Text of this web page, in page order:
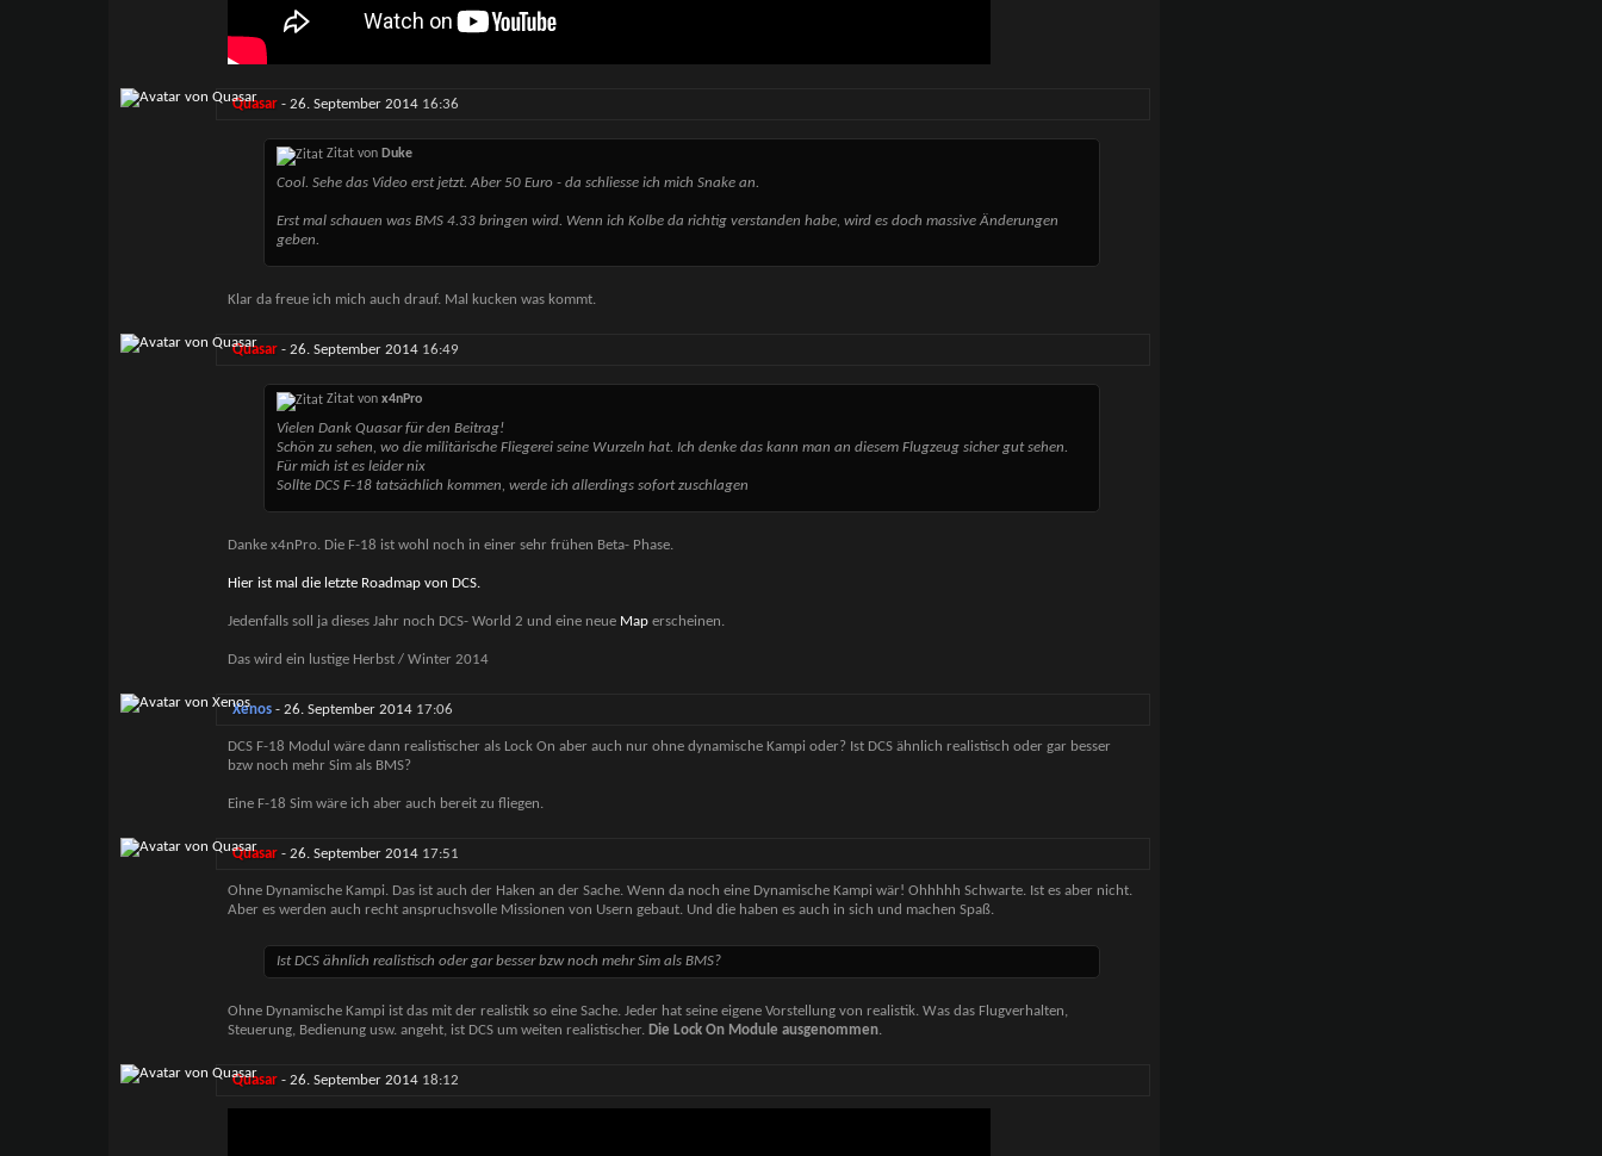
Quasar- 26. September 2014 16:36
Zitat von Duke
Cool. Sehe das Video erst jetzt. Aber 50 Euro - da schliesse ich mich Snake an.
Erst mal schauen was BMS 4.33 bringen wird. Wenn ich Kolbe da richtig verstanden habe, wird es doch massive Änderungen
geben.
Klar da freue ich mich auch drauf. Mal kucken was kommt.
Quasar- 26. September 2014 16:49
Zitat von x4nPro
Vielen Dank Quasar für den Beitrag!
Schön zu sehen, wo die militärische Fliegerei seine Wurzeln hat. Ich denke das kann man an diesem Flugzeug sicher gut sehen.
Für mich ist es leider nix
Sollte DCS F-18 tatsächlich kommen, werde ich allerdings sofort zuschlagen
Danke x4nPro. Die F-18 ist wohl noch in einer sehr frühen Beta- Phase.
Hier ist mal die letzte Roadmap von DCS.
Jedenfalls soll ja dieses Jahr noch DCS- World 2 und eine neue Maperscheinen.
Das wird ein lustige Herbst / Winter 2014
Xenos- 26. September 2014 17:06
DCS F-18 Modul wäre dann realistischer als Lock On aber auch nur ohne dynamische Kampi oder? Ist DCS ähnlich realistisch oder gar besser
bzw noch mehr Sim als BMS?
Eine F-18 Sim wäre ich aber auch bereit zu fliegen.
Quasar- 26. September 2014 17:51
Ohne Dynamische Kampi. Das ist auch der Haken an der Sache. Wenn da noch eine Dynamische Kampi wär! Ohhhhh Schwarte. Ist es aber nicht.
Aber es werden auch recht anspruchsvolle Missionen von Usern gebaut. Und die haben es auch in sich und machen Spaß.
Ist DCS ähnlich realistisch oder gar besser bzw noch mehr Sim als BMS?
Ohne Dynamische Kampi ist das mit der realistik so eine Sache. Jeder hat seine eigene Vorstellung von realistik. Was das Flugverhalten,
Steuerung, Bedienung usw. angeht, ist DCS um weiten realistischer. Die Lock On Module ausgenommen.
Quasar- 26. September 2014 18:12